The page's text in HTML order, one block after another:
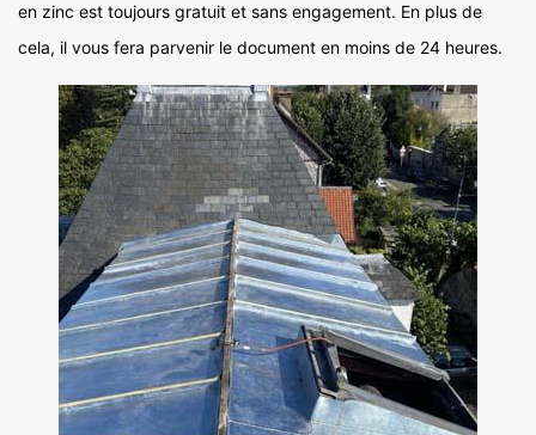
en zinc est toujours gratuit et sans engagement. En plus de
cela, il vous fera parvenir le document en moins de 24 heures.